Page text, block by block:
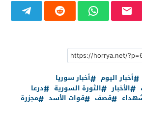
أخبار اليوم
أخبار سوريا
الأخبار الثورة السورية
درعا
قصف قوات الأسد
مجزرة